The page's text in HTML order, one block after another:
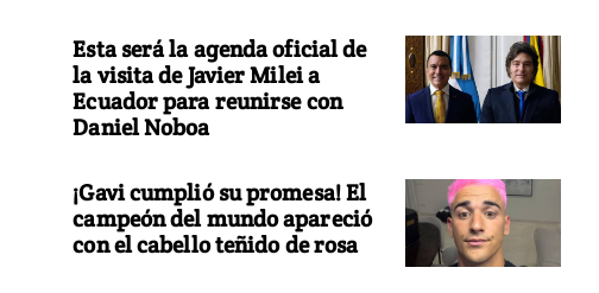
Esta será la agenda oficial de
la visita de Javier Milei a
Ecuador para reunirse con
Daniel Noboa
¡Gavi cumplió su promesa! El
campeón del mundo apareció
con el cabello teñido de rosa